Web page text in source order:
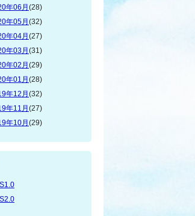
年06月 (28)
年05月 (32)
年04月 (27)
年03月 (31)
年02月 (29)
年01月 (28)
年12月 (32)
年11月 (27)
年10月 (29)